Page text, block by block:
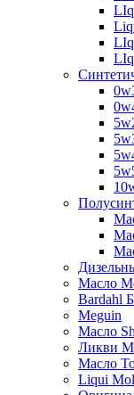
Масло
Bardahl
Meguin
Масло
Ликви
Масло
Liqui